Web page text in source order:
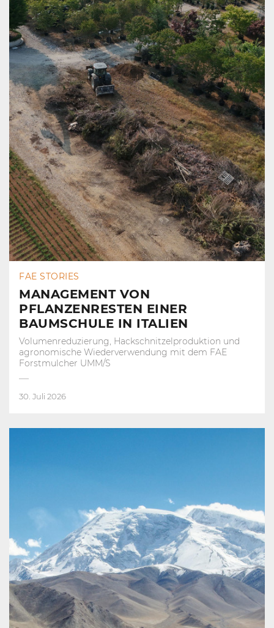
FAE STORIES
MANAGEMENT VON
PFLANZENRESTEN EINER
BAUMSCHULE IN ITALIEN
Volumenreduzierung, Hackschnitzelproduktion und
agronomische Wiederverwendung mit dem FAE
Forstmulcher UMM/S
30. Juli 2026